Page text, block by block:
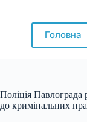
Головна
Поліція Павлограда
до кримінальних